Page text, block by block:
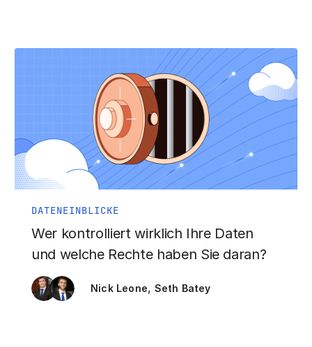
DATENEINBLICKE
Wer kontrolliert wirklich Ihre Daten
und welche Rechte haben Sie daran?
Nick Leone, Seth Batey